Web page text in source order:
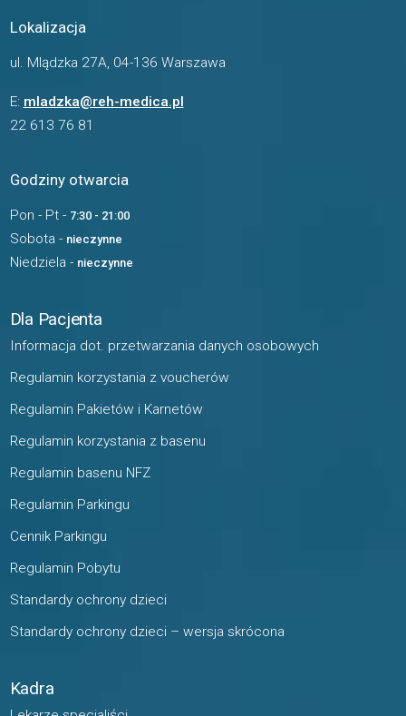
Lokalizacja
ul. Mlądzka 27A, 04-136 Warszawa
E: mladzka@reh-medica.pl
22 613 76 81
Godziny otwarcia
Pon - Pt - 7:30 - 21:00
Sobota - nieczynne
Niedziela - nieczynne
Dla Pacjenta
Informacja dot. przetwarzania danych osobowych
Regulamin korzystania z voucherów
Regulamin Pakietów i Karnetów
Regulamin korzystania z basenu
Regulamin basenu NFZ
Regulamin Parkingu
Cennik Parkingu
Regulamin Pobytu
Standardy ochrony dzieci
Standardy ochrony dzieci – wersja skrócona
Kadra